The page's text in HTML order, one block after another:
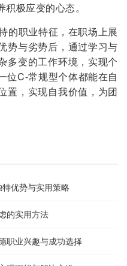
极应变的心态。
的职业特征，在职场上展
势与劣势后，通过学习与
多变的工作环境，实现个
位C-常规型个体都能在自
置，实现自我价值，为团
优势与实用策略
的实用方法
职业兴趣与成功选择